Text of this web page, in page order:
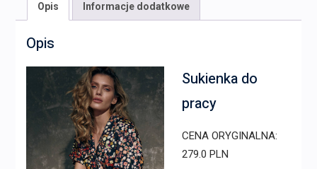
Opis Informacje dodatkowe
Opis
Sukienka do
pracy
CENA ORYGINALNA:
279.0 PLN